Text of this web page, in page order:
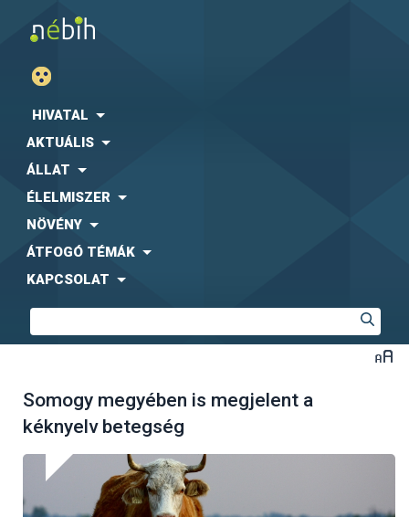
HIVATAL
AKTUÁLIS
ÁLLAT
ÉLELMISZER
NÖVÉNY
ÁTFOGÓ TÉMÁK
KAPCSOLAT
Somogy megyében is megjelent a
kéknyelv betegség